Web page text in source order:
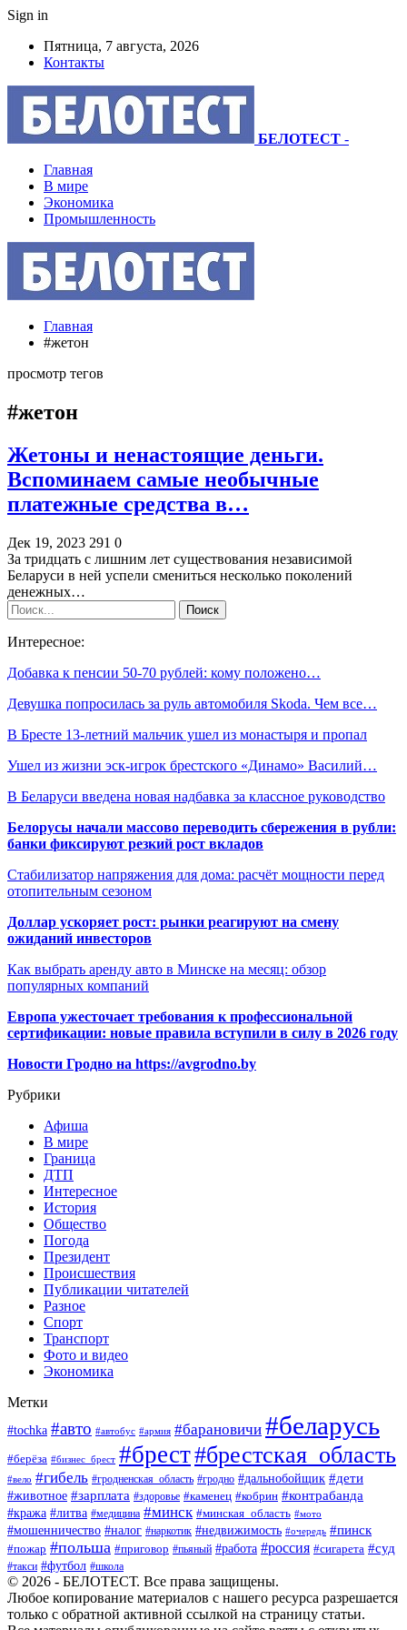
Sign in
Пятница, 7 августа, 2026
Контакты
БЕЛОТЕСТ -
Главная
В мире
Экономика
Промышленность
Главная
#жетон
просмотр тегов
#жетон
Жетоны и ненастоящие деньги.
Вспоминаем самые необычные
платежные средства в…
Дек 19, 2023 291 0
За тридцать с лишним лет существования независимой
Беларуси в ней успели смениться несколько поколений
денежных…
Интересное:
Добавка к пенсии 50-70 рублей: кому положено…
Девушка попросилась за руль автомобиля Skoda. Чем все…
В Бресте 13-летний мальчик ушел из монастыря и пропал
Ушел из жизни эск-игрок брестского «Динамо» Василий…
В Беларуси введена новая надбавка за классное руководство
Белорусы начали массово переводить сбережения в рубли:
банки фиксируют резкий рост вкладов
Стабилизатор напряжения для дома: расчёт мощности перед
отопительным сезоном
Доллар ускоряет рост: рынки реагируют на смену
ожиданий инвесторов
Как выбрать аренду авто в Минске на месяц: обзор
популярных компаний
Европа ужесточает требования к профессиональной
сертификации: новые правила вступили в силу в 2026 году
Новости Гродно на https://avgrodno.by
Рубрики
Афиша
В мире
Граница
ДТП
Интересное
История
Общество
Погода
Президент
Происшествия
Публикации читателей
Разное
Спорт
Транспорт
Фото и видео
Экономика
Метки
#tochka #авто #автобус #армия #барановичи #беларусь
#берёза #бизнес_брест #брест#брестская_область
#вело #гибель #гродненская_область #гродно #дальнобойщик #дети
#животное #зарплата #здоровье #каменец #кобрин #контрабанда
#кража #литва #медицина #минск #минская_область #мото
#мошенничество #налог #наркотик #недвижимость #очередь #пинск
#пожар #польша #приговор #пьяный #работа #россия #сигарета #суд
#такси #футбол #школа
© 2026 - БЕЛОТЕСТ. Все права защищены.
Любое копирование материалов с нашего ресурса разрешается
только с обратной активной ссылкой на страницу статьи.